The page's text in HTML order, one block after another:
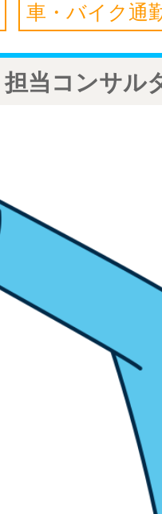
車・バイク通
担当コンサル